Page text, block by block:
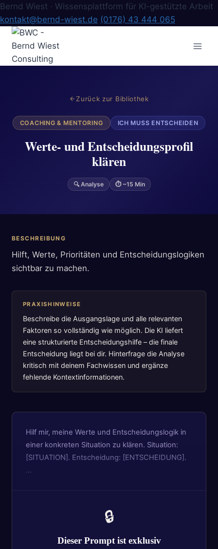
Bernd Wiest · Wissensplattform für KI-gestützte Arbeit
kontakt@bernd-wiest.de (0176) 43 444 065
Zum
Inhalt
springen
Zurück zur Bibliothek
COACHING & MENTORING ICH MUSS ENTSCHEIDEN
Werte- und Entscheidungsprofil
klären
🔍 Analyse ⏱ ~15 Min
BESCHREIBUNG
Hilft, Werte, Prioritäten und Entscheidungslogiken
sichtbar zu machen.
PRAXISHINWEISE
Beschreibe die Ausgangslage und alle relevanten
Faktoren so vollständig wie möglich. Die KI liefert
eine strukturierte Entscheidungshilfe – die finale
Entscheidung liegt bei dir. Hinterfrage die Analyse
kritisch mit deinem Fachwissen und ergänze
fehlende Kontextinformationen.
Hilf mir, meine Werte und Entscheidungslogik in
einer konkreten Situation zu klären. Situation:
[SITUATION]. Entscheidung: [ENTSCHEIDUNG].
…
🔒
Dieser Prompt ist exklusiv